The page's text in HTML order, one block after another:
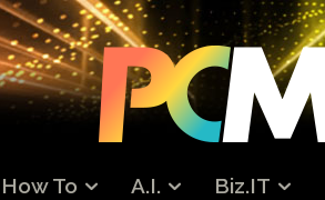
How To A.I. Biz.IT